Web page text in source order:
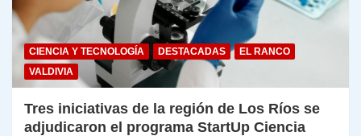
CIENCIA Y TECNOLOGÍA DESTACADAS
EL RANCO
VALDIVIA
Tres iniciativas de la región de Los Ríos se
adjudicaron el programa StartUp Ciencia